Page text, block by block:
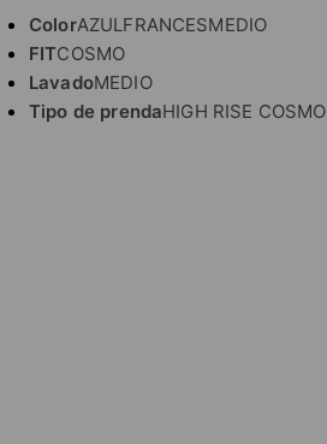
ColorAZULFRANCESMEDIO
FITCOSMO
LavadoMEDIO
Tipo de prendaHIGH RISE COSMO